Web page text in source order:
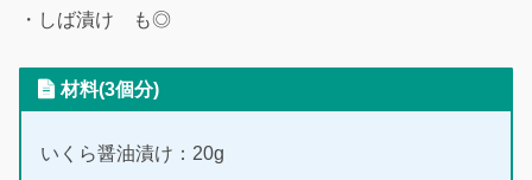
・しば漬け も◎
材料(3個分)
いくら醤油漬け：20g